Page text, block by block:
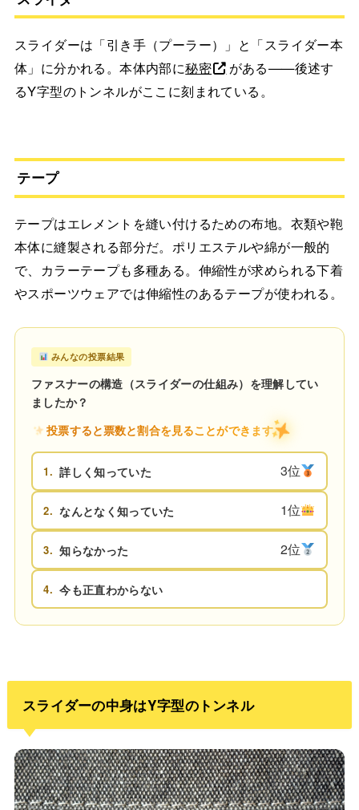
スライダーは「引き手（プーラー）」と「スライダー本
体」に分かれる。本体内部に秘密
がある——後述す
るY字型のトンネルがここに刻まれている。
テープ
テープはエレメントを縫い付けるための布地。衣類や鞄
本体に縫製される部分だ。ポリエステルや綿が一般的
で、カラーテープも多種ある。伸縮性が求められる下着
やスポーツウェアでは伸縮性のあるテープが使われる。
みんなの投票結果
ファスナーの構造（スライダーの仕組み）を理解してい
ましたか？
投票すると票数と割合を見ることができます
1. 詳しく知っていた 3位
2. なんとなく知っていた 1位
3. 知らなかった 2位
4. 今も正直わからない
スライダーの中身はY字型のトンネル